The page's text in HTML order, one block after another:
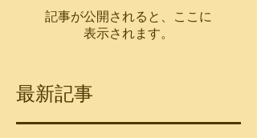
記事が公開されると、ここに
表示されます。
最新記事